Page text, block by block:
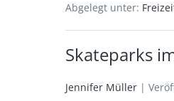
Abgelegt unter:
Skateparks
Jennifer Müller |